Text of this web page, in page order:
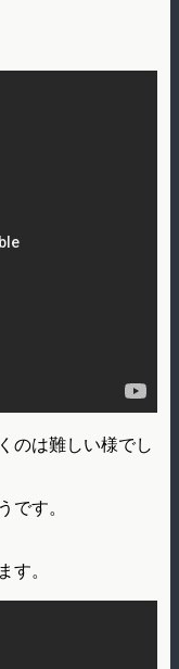
のは難しい様でし
です。
す。